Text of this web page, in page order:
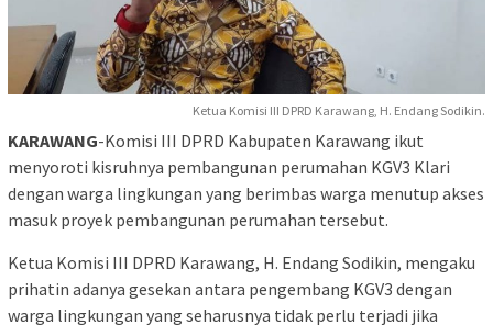
Ketua Komisi III DPRD Karawang, H. Endang Sodikin.
KARAWANG-Komisi III DPRD Kabupaten Karawang ikut
menyoroti kisruhnya pembangunan perumahan KGV3 Klari
dengan warga lingkungan yang berimbas warga menutup akses
masuk proyek pembangunan perumahan tersebut.
Ketua Komisi III DPRD Karawang, H. Endang Sodikin, mengaku
prihatin adanya gesekan antara pengembang KGV3 dengan
warga lingkungan yang seharusnya tidak perlu terjadi jika